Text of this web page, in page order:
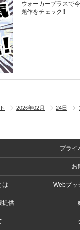
ウォーカープラスで
題作をチェック!!
2026年02月 24日
プライ
お
は Webプッ
提供